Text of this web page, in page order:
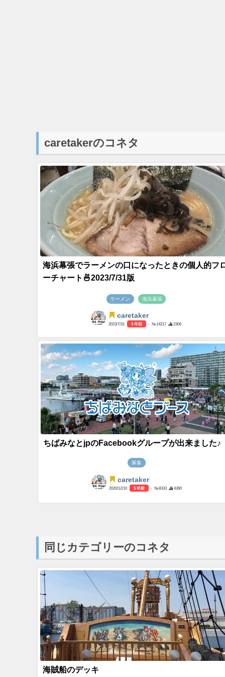
caretakerのコネタ
海浜幕張でラーメンの口になったときの個人的フ
ーチャート🍜2023/7/31版
ラーメン 海浜幕張
caretaker
2023/7/31 3 年前 - №14217 2306
ちばみなとjpのFacebookグループが出来ました♪
募集
caretaker
2020/12/10 5 年前 - №8333 4360
同じカテゴリーのコネタ
海賊船のデッキ